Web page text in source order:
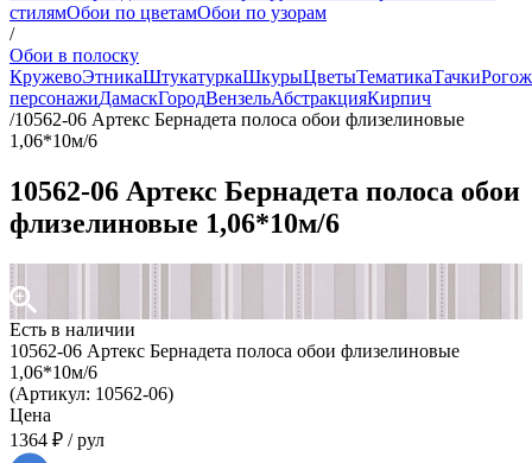
стилямОбои по цветамОбои по узорам
/
Обои в полоску
КружевоЭтникаШтукатуркаШкурыЦветыТематикаТачки
персонажиДамаскГородВензельАбстракцияКирпич
/10562-06 Артекс Бернадета полоса обои флизелиновые
1,06*10м/6
10562-06 Артекс Бернадета полоса обои
флизелиновые 1,06*10м/6
Есть в наличии
10562-06 Артекс Бернадета полоса обои флизелиновые
1,06*10м/6
(Артикул: 10562-06)
Цена
1364 ₽ / рул